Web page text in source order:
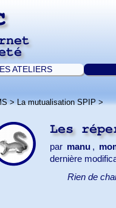
ATELIERS
>La mutualisation SPIP>
Les
par manu ,
dernière
Rien de